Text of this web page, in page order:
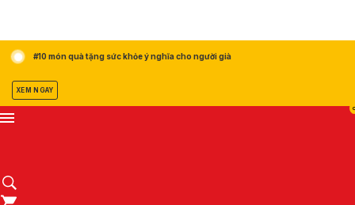
#10 món quà tặng sức khỏe ý nghĩa cho người già
XEM NGAY
0